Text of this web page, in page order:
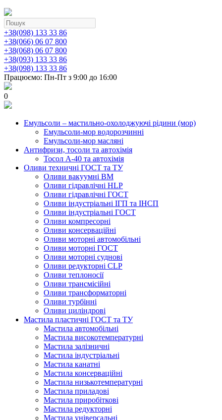
+38(098) 133 33 86
+38(066) 06 07 800
+38(068) 06 07 800
+38(093) 133 33 86
+38(098) 133 33 86
Працюємо: Пн-Пт з 9:00 до 16:00
0
Емульсоли – мастильно-охолоджуючі рідини (мор)
Емульсоли-мор водорозчинні
Емульсоли-мор масляні
Антифризи, тосоли та автохімія
Тосол А-40 та автохімія
Оливи техничні ГОСТ та ТУ
Оливи вакуумні ВМ
Оливи гідравлічні HLP
Оливи гідравлічні ГОСТ
Оливи індустріальні ІГП та ІНСП
Оливи індустріальні ГОСТ
Оливи компресорні
Оливи консерваційні
Оливи моторні автомобільні
Оливи моторні ГОСТ
Оливи моторні суднові
Оливи редукторні CLP
Оливи теплоносії
Оливи трансмісійні
Оливи трансформаторні
Оливи турбінні
Оливи циліндрові
Мастила пластичні ГОСТ та ТУ
Мастила автомобільні
Мастила високотемпературні
Мастила залізничні
Мастила індустріальні
Мастила канатні
Мастила консерваційні
Мастила низькотемпературні
Мастила приладові
Мастила приробіткові
Мастила редукторні
Мастила універсальні